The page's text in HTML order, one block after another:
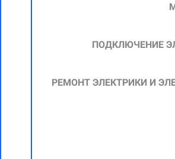
ПОДКЛЮЧЕНИЕ
РЕМОНТ ЭЛЕКТРИКИ И